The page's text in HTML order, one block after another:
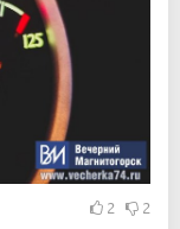
2 2